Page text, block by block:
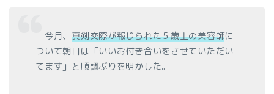
今月、真剣交際が報じられた５歳上の美容師に
ついて朝日は「いいお付き合いをさせていただい
てます」と順調ぶりを明かした。